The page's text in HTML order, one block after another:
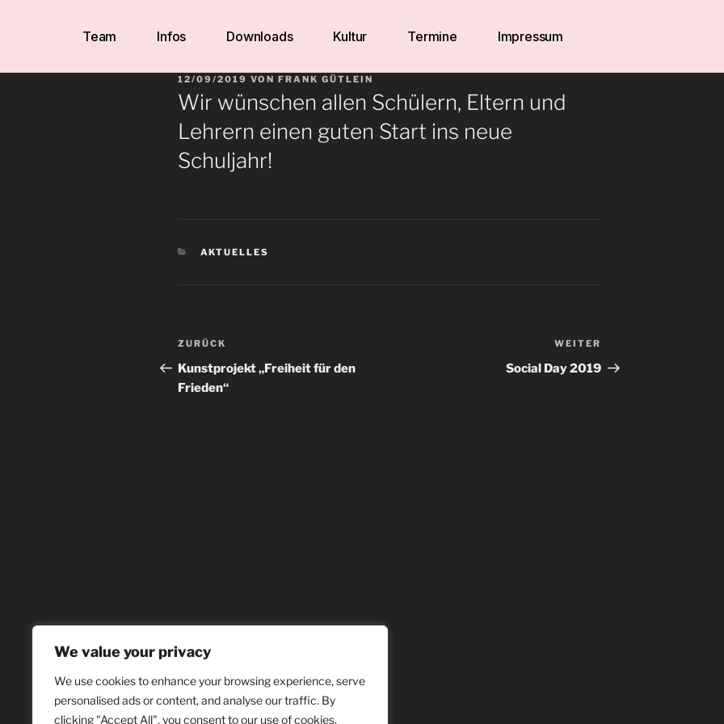
We value your privacy
We use cookies to enhance your browsing experience, serve
personalised ads or content, and analyse our traffic. By
clicking "Accept All", you consent to our use of cookies.
Team Infos Downloads Kultur Termine Impressum
12/09/2019 VON FRANK GÜTLEIN
Wir wünschen allen Schülern, Eltern und
Lehrern einen guten Start ins neue
Schuljahr!
AKTUELLES
ZURÜCK
Kunstprojekt „Freiheit für den
Frieden“
WEITER
Social Day 2019